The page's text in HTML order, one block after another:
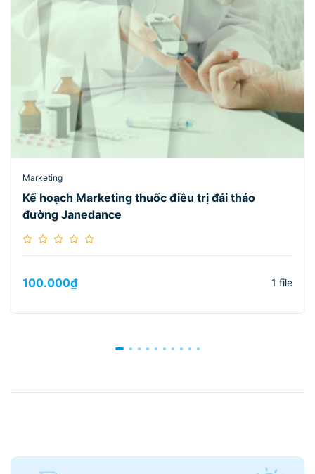
Marketing
Kế hoạch Marketing thuốc điều trị đái tháo
đường Janedance
100.000₫ 1 file